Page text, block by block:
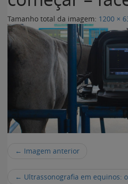
Tamanho total da imagem: 1200 ×
← Imagem anterior
← Ultrassonografia em equinos: